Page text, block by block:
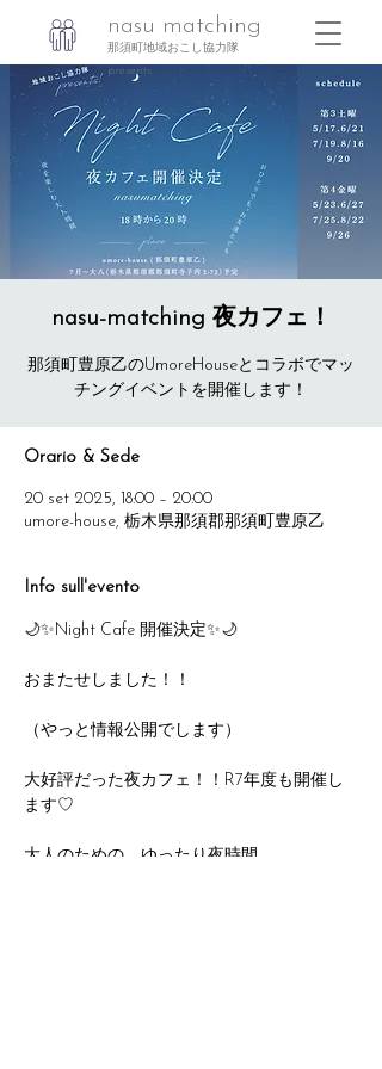
nasu matching
那須町地域おこし協力隊
presents
nasu-matching 夜カフェ！
那須町豊原乙のUmoreHouseとコラボでマッ
Orario & Sede
20 set 2025, 18:00 – 20:00
umore-house, 栃木県那須郡那須町豊原乙
Info sull'evento
🌙✨Night Cafe 開催決定✨🌙
おまたせしました！！
（やっと情報公開でします）
大好評だった夜カフェ！！R7年度も開催し
ます♡
大人のための、ゆったり夜時間。